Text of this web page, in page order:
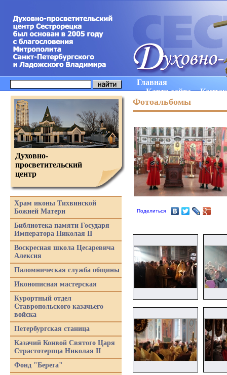
Главная
Карта сайта
Фотоальбомы
Поделиться
Духовно-
просветительский
центр
Храм иконы Тихвинской
Божией Матери
Библиотека памяти Государя
Императора Николая II
Воскресная школа Цесаревича
Алексия
Паломническая служба общины
Иконописная мастерская
Курортный отдел
Ставропольского казачьего
войска
Петербургская станица
Казачий Конвой Святого Царя
Страстотерпца Николая II
Фонд "Берега"